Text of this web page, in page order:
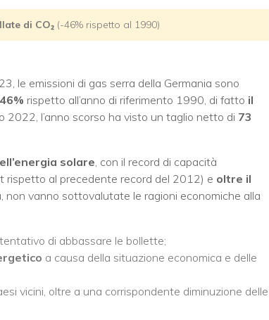
di CO₂ (-46% rispetto al 1990)
le emissioni di gas serra della Germania sono
rispetto all’anno di riferimento 1990, di fatto il
2022, l’anno scorso ha visto un taglio netto di 73
solare , con il record di capacità
rispetto al precedente record del 2012) e oltre il
non vanno sottovalutate le ragioni economiche alla
di abbassare le bollette;
a causa della situazione economica e delle
vicini, oltre a una corrispondente diminuzione delle